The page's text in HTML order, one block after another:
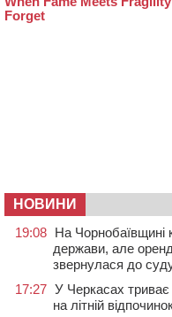
НОВИНИ
19:08 На Чорнобаївщині
держави, але
звернулася до
17:27 У Черкасах
на літній